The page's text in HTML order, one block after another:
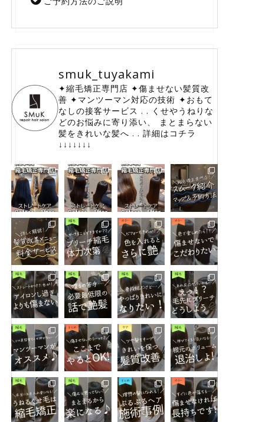
smuk_tuyakami
✦縮毛矯正専門店 ✦傷ませない髪質改
善 ✦マンツーマン対応の技術 ⁡✦おもて
なしの接客サービス . . くせやうねりな
どのお悩みに寄り添い、
⁡まとまらない
髪をきれいな髪へ . . 詳細はコチラ
↓↓↓↓↓↓↓